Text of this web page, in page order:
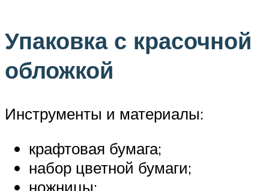
Упаковка с красочной
обложкой
Инструменты и материалы:
крафтовая бумага;
набор цветной бумаги;
ножницы;